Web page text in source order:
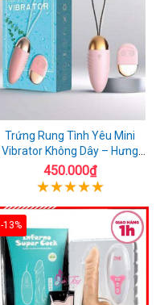
Trứng Rung Tình Yêu Mini
Vibrator Không Dây – Hưng
Phấn Mọi Nơi
450.000₫
-13%